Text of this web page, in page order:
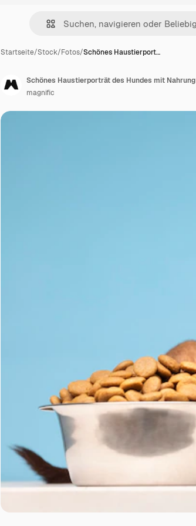
Startseite/Stock/Fotos/Schönes Haustierport…
Schönes Haustierporträt des Hundes mit Nahrung
magnific